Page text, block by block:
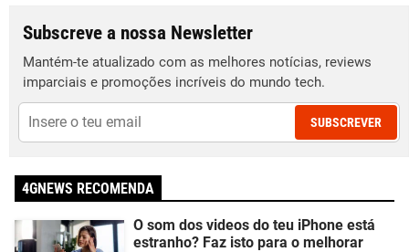
Subscreve a nossa Newsletter
Mantém-te atualizado com as melhores notícias, reviews
imparciais e promoções incríveis do mundo tech.
SUBSCREVER
4GNEWS RECOMENDA
O som dos videos do teu iPhone está
estranho? Faz isto para o melhorar